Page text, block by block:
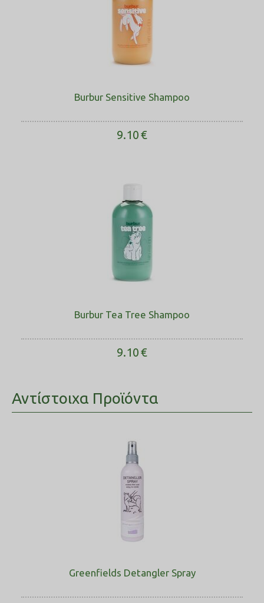
Burbur Sensitive Shampoo
9.10€
Burbur Tea Tree Shampoo
9.10€
Αντίστοιχα Προϊόντα
Greenfields Detangler Spray